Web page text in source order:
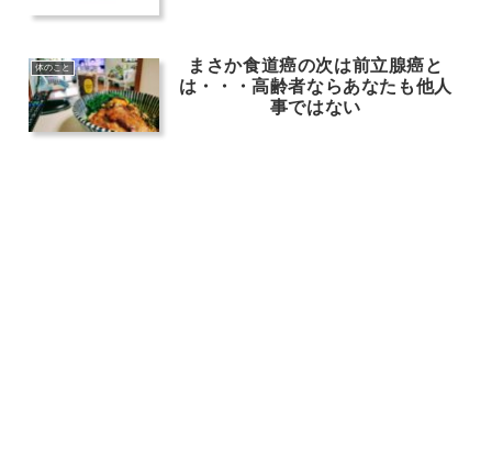
体のこと
まさか食道癌の次は前立腺癌と
は・・・高齢者ならあなたも他人
事ではない